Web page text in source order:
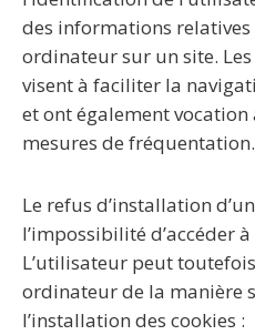
des informations relatives
ordinateur sur un site.
visent à faciliter la
et ont également
mesures de fréquentation.
Le refus d’installation
l’impossibilité d’accéder
L’utilisateur peut
ordinateur de la manière
l’installation des cookies :